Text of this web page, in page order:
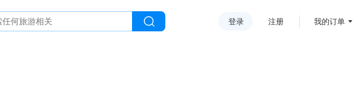
登录 注册 我的订单